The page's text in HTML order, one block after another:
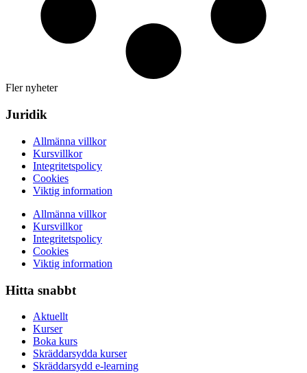
Fler nyheter
Juridik
Allmänna villkor
Kursvillkor
Integritetspolicy
Cookies
Viktig information
Allmänna villkor
Kursvillkor
Integritetspolicy
Cookies
Viktig information
Hitta snabbt
Aktuellt
Kurser
Boka kurs
Skräddarsydda kurser
Skräddarsydd e-learning